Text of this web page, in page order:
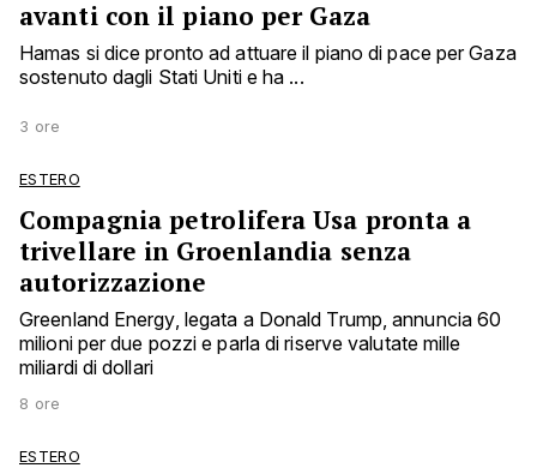
avanti con il piano per Gaza
Hamas si dice pronto ad attuare il piano di pace per Gaza
sostenuto dagli Stati Uniti e ha ...
3 ore
ESTERO
Compagnia petrolifera Usa pronta a
trivellare in Groenlandia senza
autorizzazione
Greenland Energy, legata a Donald Trump, annuncia 60
milioni per due pozzi e parla di riserve valutate mille
miliardi di dollari
8 ore
ESTERO